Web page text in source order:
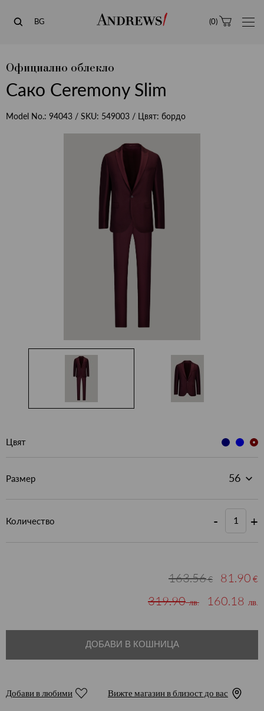
Andrews
BG (0)
Официално облекло
Сако Ceremony Slim
Model No.: 94043 / SKU: 549003 / Цвят: бордо
Цвят
Размер
Количество - +
163.56€ 81.90 €
319.90лв. 160.18 лв.
ДОБАВИ В КОШНИЦА
Добави в любими Вижте магазин в близост до вас